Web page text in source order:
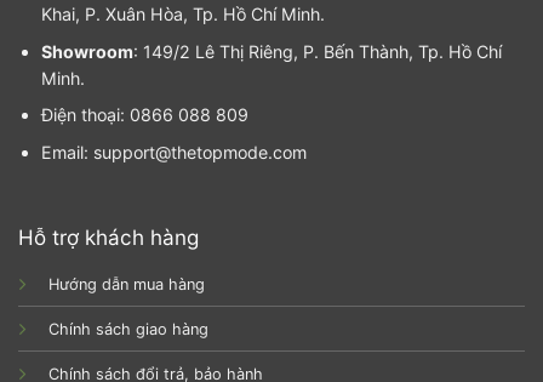
Khai, P. Xuân Hòa, Tp. Hồ Chí Minh.
Showroom: 149/2 Lê Thị Riêng, P. Bến Thành, Tp. Hồ Chí
Minh.
Điện thoại: 0866 088 809
Email: support@thetopmode.com
Hỗ trợ khách hàng
Hướng dẫn mua hàng
Chính sách giao hàng
Chính sách đổi trả, bảo hành